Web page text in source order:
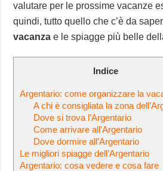
valutare per le prossime vacanze
quindi, tutto quello che c’è da
vacanza e le spiagge più belle
Indice
Argentario: come organizzare la
A chi è consigliata la zona
Dove si trova l’Argentario
Come arrivare all’Argentario
Dove dormire all’Argentario
Le migliori spiagge dell’Argentario
Argentario: cosa vedere e cosa fare